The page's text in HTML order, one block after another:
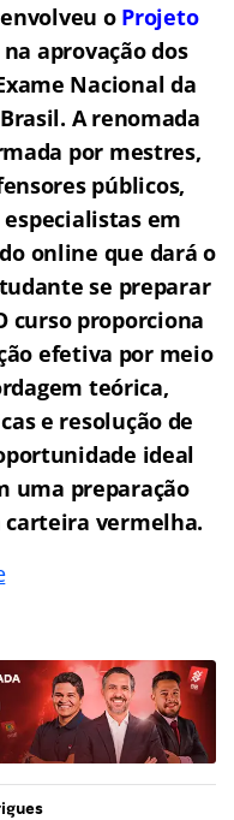
o Projeto
aprovação dos
Nacional da
A renomada
por mestres,
públicos,
em
online que dará o
se preparar
curso proporciona
efetiva por meio
teórica,
e resolução de
ideal
uma preparação
carteira vermelha.